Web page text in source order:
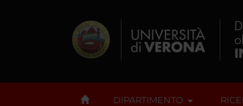
DIPARTIMENTO